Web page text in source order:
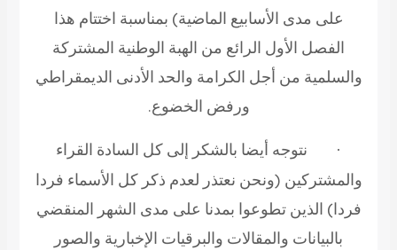
على مدى الأسابيع الماضية) بمناسبة اختتام هذا
الفصل الأول الرائع من الهبة الوطنية المشتركة
والسلمية من أجل الكرامة والحد الأدنى الديمقراطي
ورفض الخضوع.
·
نتوجه أيضا بالشكر إلى كل السادة القراء
والمشتركين (ونحن نعتذر لعدم ذكر كل الأسماء فردا
فردا) الذين تطوعوا بمدنا على مدى الشهر المنقضي
بالبيانات والمقالات والبرقيات الإخبارية والصور